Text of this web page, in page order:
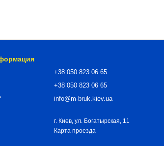
+38 050 823 06 65
+38 050 823 06 65
info@m-bruk.kiev.ua
г. Киев, ул. Богатырская, 11
Карта проезда